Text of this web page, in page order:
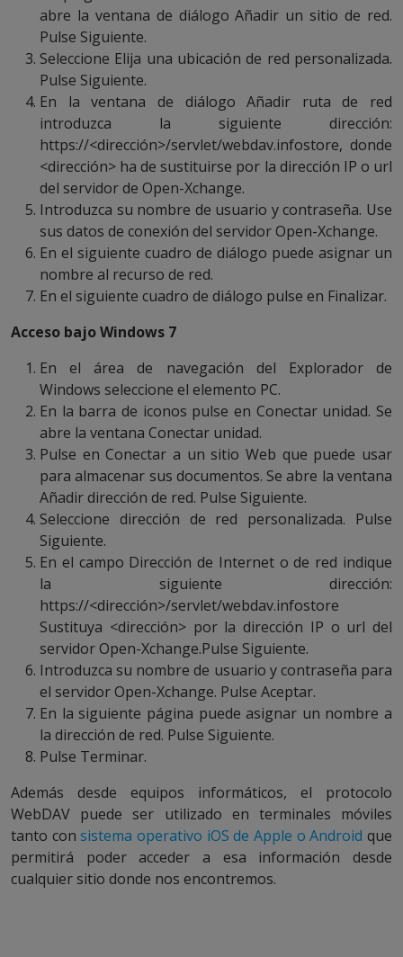
abre la ventana de diálogo Añadir un sitio de red.
Pulse Siguiente.
Seleccione Elija una ubicación de red personalizada.
Pulse Siguiente.
En la ventana de diálogo Añadir ruta de red
introduzca la siguiente dirección:
https://<dirección>/servlet/webdav.infostore, donde
<dirección> ha de sustituirse por la dirección IP o url
del servidor de Open-Xchange.
Introduzca su nombre de usuario y contraseña. Use
sus datos de conexión del servidor Open-Xchange.
En el siguiente cuadro de diálogo puede asignar un
nombre al recurso de red.
En el siguiente cuadro de diálogo pulse en Finalizar.
Acceso bajo Windows 7
En el área de navegación del Explorador de
Windows seleccione el elemento PC.
En la barra de iconos pulse en Conectar unidad. Se
abre la ventana Conectar unidad.
Pulse en Conectar a un sitio Web que puede usar
para almacenar sus documentos. Se abre la ventana
Añadir dirección de red. Pulse Siguiente.
Seleccione dirección de red personalizada. Pulse
Siguiente.
En el campo Dirección de Internet o de red indique
la siguiente dirección:
https://<dirección>/servlet/webdav.infostore
Sustituya <dirección> por la dirección IP o url del
servidor Open-Xchange.Pulse Siguiente.
Introduzca su nombre de usuario y contraseña para
el servidor Open-Xchange. Pulse Aceptar.
En la siguiente página puede asignar un nombre a
la dirección de red. Pulse Siguiente.
Pulse Terminar.
Además desde equipos informáticos, el protocolo
WebDAV puede ser utilizado en terminales móviles
tanto consistema operativo iOS de Apple o Android que
permitirá poder acceder a esa información desde
cualquier sitio donde nos encontremos.